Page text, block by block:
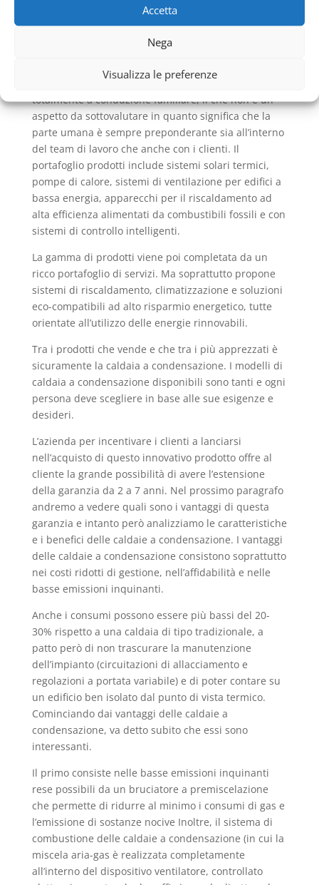
Accetta
Nega
Visualizza le preferenze
prestigiosa e che parte quindi da lontano.Infatti tutto
inizia nel 1960.
Questa azienda è una filiale al 100% del gruppo
Vaillant con sede a Remscheid, Germania. Il gruppo
Vaillant è stato fondato nel 1874 ed è ancora
totalmente a conduzione familiare, il che non è un
aspetto da sottovalutare in quanto significa che la
parte umana è sempre preponderante sia all’interno
del team di lavoro che anche con i clienti. Il
portafoglio prodotti include sistemi solari termici,
pompe di calore, sistemi di ventilazione per edifici a
bassa energia, apparecchi per il riscaldamento ad
alta efficienza alimentati da combustibili fossili e con
sistemi di controllo intelligenti.
La gamma di prodotti viene poi completata da un
ricco portafoglio di servizi. Ma soprattutto propone
sistemi di riscaldamento, climatizzazione e soluzioni
eco-compatibili ad alto risparmio energetico, tutte
orientate all’utilizzo delle energie rinnovabili.
Tra i prodotti che vende e che tra i più apprezzati è
sicuramente la caldaia a condensazione. I modelli di
caldaia a condensazione disponibili sono tanti e ogni
persona deve scegliere in base alle sue esigenze e
desideri.
L’azienda per incentivare i clienti a lanciarsi
nell’acquisto di questo innovativo prodotto offre al
cliente la grande possibilità di avere l’estensione
della garanzia da 2 a 7 anni. Nel prossimo paragrafo
andremo a vedere quali sono i vantaggi di questa
garanzia e intanto però analizziamo le caratteristiche
e i benefici delle caldaie a condensazione. I vantaggi
delle caldaie a condensazione consistono soprattutto
nei costi ridotti di gestione, nell’affidabilità e nelle
basse emissioni inquinanti.
Anche i consumi possono essere più bassi del 20-
30% rispetto a una caldaia di tipo tradizionale, a
patto però di non trascurare la manutenzione
dell’impianto (circuitazioni di allacciamento e
regolazioni a portata variabile) e di poter contare su
un edificio ben isolato dal punto di vista termico.
Cominciando dai vantaggi delle caldaie a
condensazione, va detto subito che essi sono
interessanti.
Il primo consiste nelle basse emissioni inquinanti
rese possibili da un bruciatore a premiscelazione
che permette di ridurre al minimo i consumi di gas e
l’emissione di sostanze nocive Inoltre, il sistema di
combustione delle caldaie a condensazione (in cui la
miscela aria-gas è realizzata completamente
all’interno del dispositivo ventilatore, controllato